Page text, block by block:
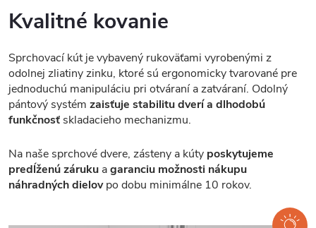
Kvalitné kovanie
Sprchovací kút je vybavený rukoväťami vyrobenými z
odolnej zliatiny zinku, ktoré sú ergonomicky tvarované pre
jednoduchú manipuláciu pri otváraní a zatváraní. Odolný
pántový systém zaisťuje stabilitu dverí a dlhodobú
funkčnosť skladacieho mechanizmu.
Na naše sprchové dvere, zásteny a kúty poskytujeme
predĺženú záruku agaranciu možnosti nákupu
náhradných dielovpo dobu minimálne 10 rokov.